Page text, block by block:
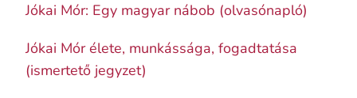
Jókai Mór: Egy magyar nábob (olvasónapló)
Jókai Mór élete, munkássága, fogadtatása
(ismertető jegyzet)